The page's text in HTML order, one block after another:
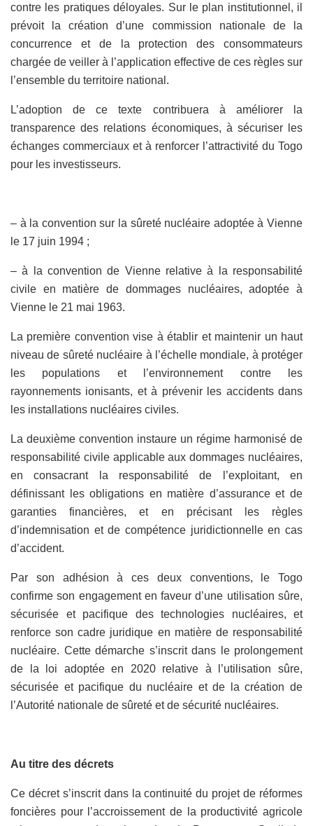
contre les pratiques déloyales. Sur le plan institutionnel, il
prévoit la création d’une commission nationale de la
concurrence et de la protection des consommateurs
chargée de veiller à l’application effective de ces règles sur
l’ensemble du territoire national.
L’adoption de ce texte contribuera à améliorer la
transparence des relations économiques, à sécuriser les
échanges commerciaux et à renforcer l’attractivité du Togo
pour les investisseurs.
– à la convention sur la sûreté nucléaire adoptée à Vienne
le 17 juin 1994 ;
– à la convention de Vienne relative à la responsabilité
civile en matière de dommages nucléaires, adoptée à
Vienne le 21 mai 1963.
La première convention vise à établir et maintenir un haut
niveau de sûreté nucléaire à l’échelle mondiale, à protéger
les populations et l’environnement contre les
rayonnements ionisants, et à prévenir les accidents dans
les installations nucléaires civiles.
La deuxième convention instaure un régime harmonisé de
responsabilité civile applicable aux dommages nucléaires,
en consacrant la responsabilité de l’exploitant, en
définissant les obligations en matière d’assurance et de
garanties financières, et en précisant les règles
d’indemnisation et de compétence juridictionnelle en cas
d’accident.
Par son adhésion à ces deux conventions, le Togo
confirme son engagement en faveur d’une utilisation sûre,
sécurisée et pacifique des technologies nucléaires, et
renforce son cadre juridique en matière de responsabilité
nucléaire. Cette démarche s’inscrit dans le prolongement
de la loi adoptée en 2020 relative à l’utilisation sûre,
sécurisée et pacifique du nucléaire et de la création de
l’Autorité nationale de sûreté et de sécurité nucléaires.
Au titre des décrets
Ce décret s’inscrit dans la continuité du projet de réformes
foncières pour l’accroissement de la productivité agricole